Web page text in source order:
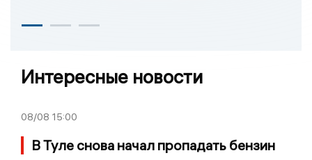
Интересные новости
08/08 15:00
В Туле снова начал пропадать бензин